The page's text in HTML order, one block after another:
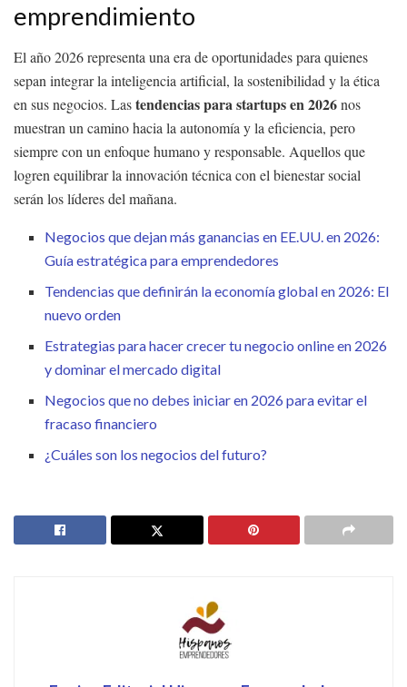
emprendimiento
El año 2026 representa una era de oportunidades para quienes
sepan integrar la inteligencia artificial, la sostenibilidad y la ética
en sus negocios. Lastendencias para startups en 2026nos
muestran un camino hacia la autonomía y la eficiencia, pero
siempre con un enfoque humano y responsable. Aquellos que
logren equilibrar la innovación técnica con el bienestar social
serán los líderes del mañana.
Negocios que dejan más ganancias en EE.UU. en 2026:
Guía estratégica para emprendedores
Tendencias que definirán la economía global en 2026: El
nuevo orden
Estrategias para hacer crecer tu negocio online en 2026
y dominar el mercado digital
Negocios que no debes iniciar en 2026 para evitar el
fracaso financiero
¿Cuáles son los negocios del futuro?